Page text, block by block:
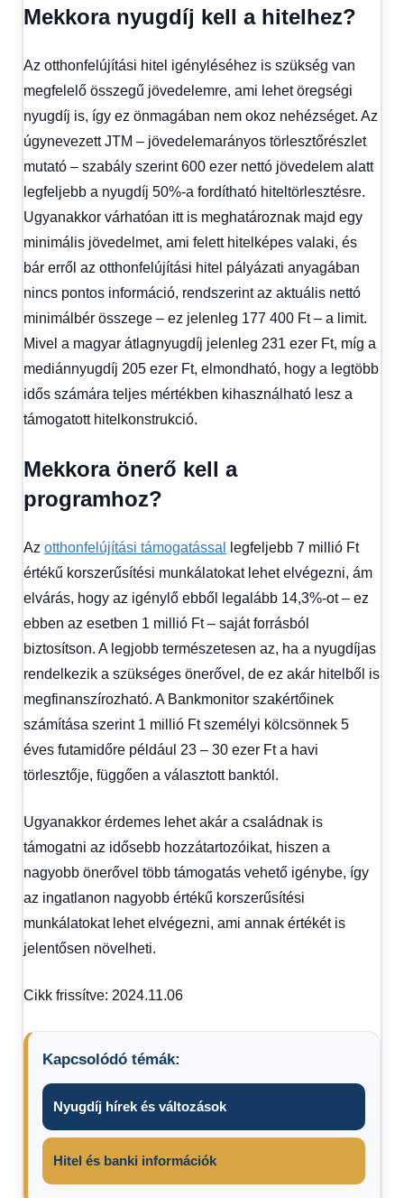
Mekkora nyugdíj kell a hitelhez?
Az otthonfelújítási hitel igényléséhez is szükség van
megfelelő összegű jövedelemre, ami lehet öregségi
nyugdíj is, így ez önmagában nem okoz nehézséget. Az
úgynevezett JTM – jövedelemarányos törlesztőrészlet
mutató – szabály szerint 600 ezer nettó jövedelem alatt
legfeljebb a nyugdíj 50%-a fordítható hiteltörlesztésre.
Ugyanakkor várhatóan itt is meghatároznak majd egy
minimális jövedelmet, ami felett hitelképes valaki, és
bár erről az otthonfelújítási hitel pályázati anyagában
nincs pontos információ, rendszerint az aktuális nettó
minimálbér összege – ez jelenleg 177 400 Ft – a limit.
Mivel a magyar átlagnyugdíj jelenleg 231 ezer Ft, míg a
mediánnyugdíj 205 ezer Ft, elmondható, hogy a legtöbb
idős számára teljes mértékben kihasználható lesz a
támogatott hitelkonstrukció.
Mekkora önerő kell a
programhoz?
Az otthonfelújítási támogatással
legfeljebb 7 millió Ft
értékű korszerűsítési munkálatokat lehet elvégezni, ám
elvárás, hogy az igénylő ebből legalább 14,3%-ot – ez
ebben az esetben 1 millió Ft – saját forrásból
biztosítson. A legjobb természetesen az, ha a nyugdíjas
rendelkezik a szükséges önerővel, de ez akár hitelből is
megfinanszírozható. A Bankmonitor szakértőinek
számítása szerint 1 millió Ft személyi kölcsönnek 5
éves futamidőre például 23 – 30 ezer Ft a havi
törlesztője, függően a választott banktól.
Ugyanakkor érdemes lehet akár a családnak is
támogatni az idősebb hozzátartozóikat, hiszen a
nagyobb önerővel több támogatás vehető igénybe, így
az ingatlanon nagyobb értékű korszerűsítési
munkálatokat lehet elvégezni, ami annak értékét is
jelentősen növelheti.
Cikk frissítve: 2024.11.06
Kapcsolódó témák:
Nyugdíj hírek és változások
Hitel és banki információk